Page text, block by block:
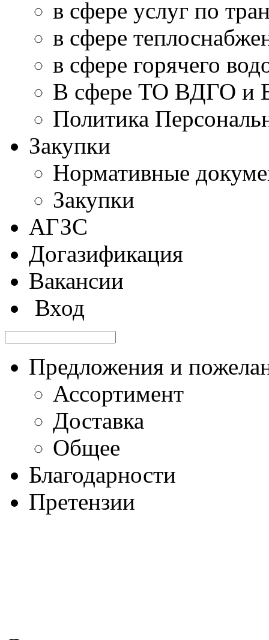
в сфере услуг по
в сфере
в сфере горячего
В сфере ТО ВДГО и
Политика
Закупки
Нормативные
Закупки
АГЗС
Догазификация
Вакансии
Вход
Предложения и
Ассортимент
Доставка
Общее
Благодарности
Претензии